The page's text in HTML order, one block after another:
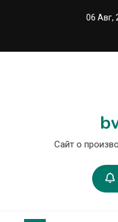
06 Авг,
Сайт о